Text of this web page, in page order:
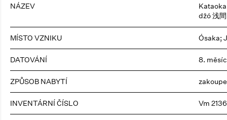
NÁZEV
džó 浅
MÍSTO VZNIKU Ósaka;
DATOVÁNÍ 8. měsíc
ZPŮSOB NABYTÍ
INVENTÁRNÍ ČÍSLO Vm